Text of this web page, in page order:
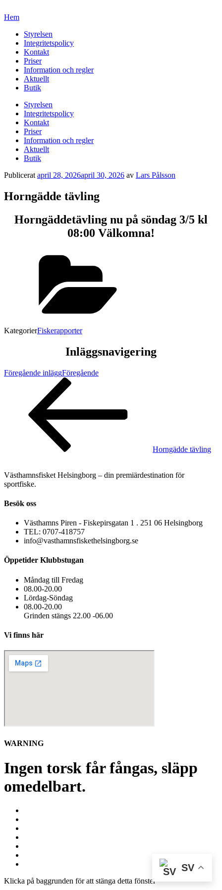
Hem
Styrelsen
Integritetspolicy
Kontakt
Priser
Information och regler
Aktuellt
Butik
Styrelsen
Integritetspolicy
Kontakt
Priser
Information och regler
Aktuellt
Butik
Publicerat april 28, 2026april 30, 2026 av Lars Pålsson
Horngädde tävling
Horngäddetävling nu på söndag 3/5 kl
08:00 Välkomna!
KategorierFiskerapporter
Inläggsnavigering
Föregående inläggFöregående
Horngädde tävling
Västhamnsfisket Helsingborg – din premiärdestination för
sportfiske.
Besök oss
Västhamns Piren - Fiskepirsgatan 1 . 251 06 Helsingborg
TEL: 0707-418757
info@vasthamnsfiskethelsingborg.se
Öppetider Klubbstugan
Måndag till Fredag
08.00-20.00
Lördag-Söndag
08.00-20.00
Grinden stängs 22.00 -06.00
Vi finns här
SV
WARNING
Ingen torsk får fångas, släpp
omedelbart.
Klicka på baggrunden för att stänga detta fönster